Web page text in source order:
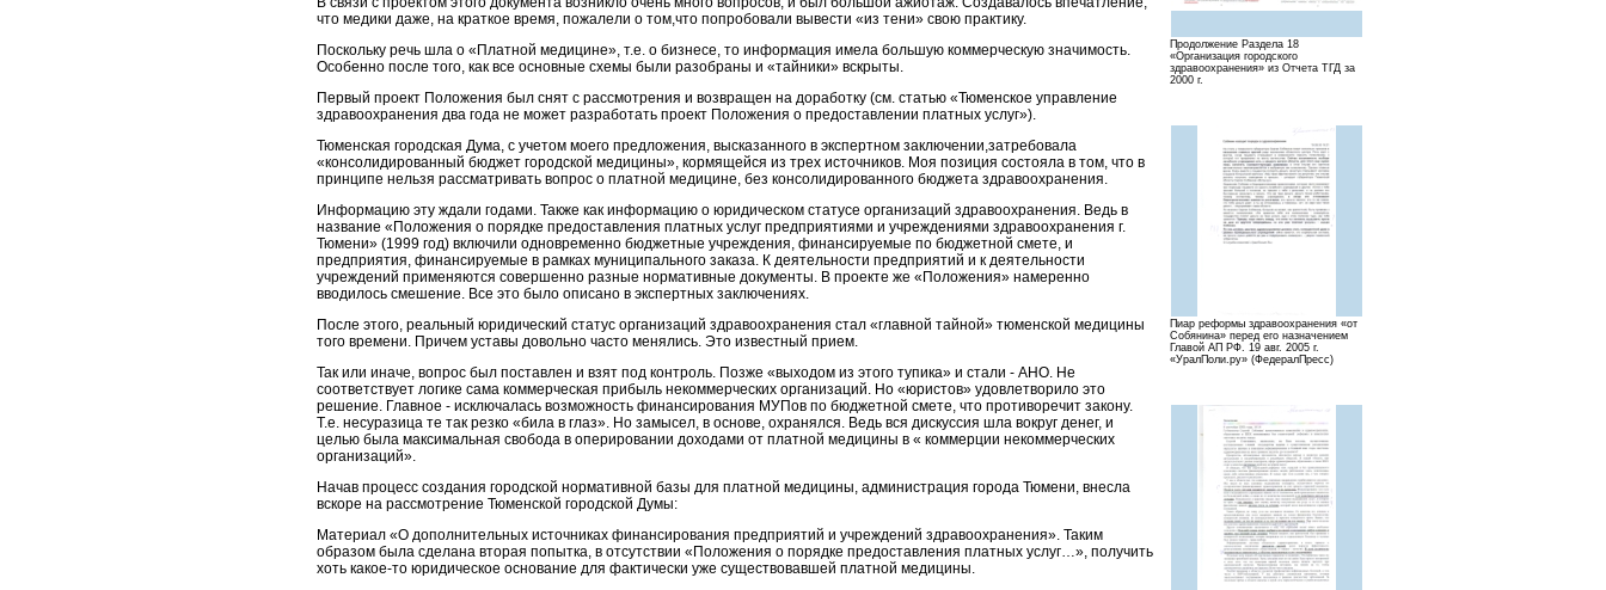
Продолжение Раздела 18
«Организация городского
здравоохранения» из Отчета ТГД за
2000 г.
Пиар реформы здравоохранения «от
Собянина» перед его назначением
Главой АП РФ. 19 авг. 2005 г.
«УралПоли.ру» (ФедералПресс)
что медики даже, на краткое время, пожалели о том,что попробовали вывести «из тени» свою практику.
Поскольку речь шла о «Платной медицине», т.е. о бизнесе, то информация имела большую коммерческую значимость.
Особенно после того, как все основные схемы были разобраны и «тайники» вскрыты.
Первый проект Положения был снят с рассмотрения и возвращен на доработку (см. статью «Тюменское управление
здравоохранения два года не может разработать проект Положения о предоставлении платных услуг»).
Тюменская городская Дума, с учетом моего предложения, высказанного в экспертном заключении,затребовала
«консолидированный бюджет городской медицины», кормящейся из трех источников. Моя позиция состояла в том, что в
принципе нельзя рассматривать вопрос о платной медицине, без консолидированного бюджета здравоохранения.
Информацию эту ждали годами. Также как информацию о юридическом статусе организаций здравоохранения. Ведь в
название «Положения о порядке предоставления платных услуг предприятиями и учреждениями здравоохранения г.
Тюмени» (1999 год) включили одновременно бюджетные учреждения, финансируемые по бюджетной смете, и
предприятия, финансируемые в рамках муниципального заказа. К деятельности предприятий и к деятельности
учреждений применяются совершенно разные нормативные документы. В проекте же «Положения» намеренно
вводилось смешение. Все это было описано в экспертных заключениях.
После этого, реальный юридический статус организаций здравоохранения стал «главной тайной» тюменской медицины
того времени. Причем уставы довольно часто менялись. Это известный прием.
Так или иначе, вопрос был поставлен и взят под контроль. Позже «выходом из этого тупика» и стали - АНО. Не
соответствует логике сама коммерческая прибыль некоммерческих организаций. Но «юристов» удовлетворило это
решение. Главное - исключалась возможность финансирования МУПов по бюджетной смете, что противоречит закону.
Т.е. несуразица те так резко «била в глаз». Но замысел, в основе, охранялся. Ведь вся дискуссия шла вокруг денег, и
целью была максимальная свобода в оперировании доходами от платной медицины в « коммерции некоммерческих
организаций».
Начав процесс создания городской нормативной базы для платной медицины, администрация города Тюмени, внесла
вскоре на рассмотрение Тюменской городской Думы:
Материал «О дополнительных источниках финансирования предприятий и учреждений здравоохранения». Таким
образом была сделана вторая попытка, в отсутствии «Положения о порядке предоставления платных услуг…», получить
хоть какое-то юридическое основание для фактически уже существовавшей платной медицины.